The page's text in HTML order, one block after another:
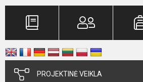
PROJEKTINĖ VEIKLA